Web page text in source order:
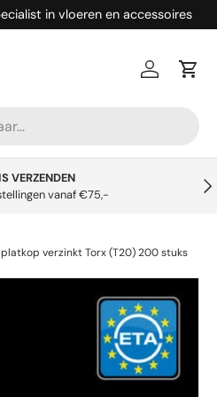
in vloeren en accessoires
Inloggen
VERZENDEN
vanaf €75,-
verzinkt Torx (T20) 200 stuks